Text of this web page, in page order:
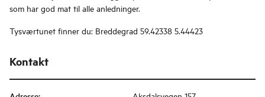
som har god mat til alle anledninger.
Tysværtunet finner du: Breddegrad 59.42338 5.44423
Kontakt